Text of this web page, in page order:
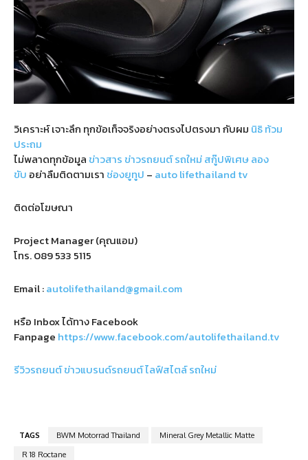
วิเคราะห์ เจาะลึก ทุกข้อเท็จจริงอย่างตรงไปตรงมา กับผม นิธิ ท้วม
ประถม
ไม่พลาดทุกข้อมูล ข่าวสาร ข่าวรถยนต์รถใหม่สกู๊ปพิเศษลอง
ขับ อย่าลืมติดตามเรา ช่องยูทูป – auto lifethailand tv
ติดต่อโฆษณา
Project Manager (คุณแอม)
โทร.089 533 5115
Email :autolifethailand@gmail.com
หรือ Inbox ได้ทาง Facebook
Fanpage https://www.facebook.com/autolifethailand.tv
รีวิวรถยนต์ข่าวแบรนด์รถยนต์ไลฟ์สไตล์รถใหม่
TAGS BWM Motorrad Thailand
Mineral Grey Metallic Matte
R 18 Roctane